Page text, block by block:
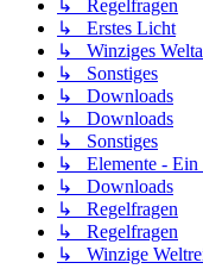
↳ Regelfragen
↳ Erstes Licht
↳ Winziges
↳ Sonstiges
↳ Downloads
↳ Downloads
↳ Sonstiges
↳ Elemente - Ein
↳ Downloads
↳ Regelfragen
↳ Regelfragen
↳ Winzige